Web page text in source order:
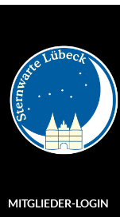
MITGLIEDER-LOGIN